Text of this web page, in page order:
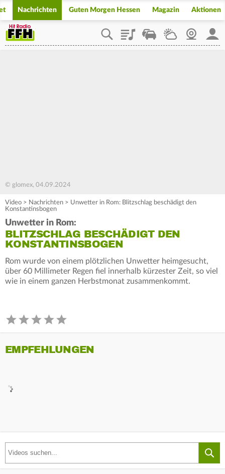
Nachrichten Guten Morgen Hessen Magazin Aktionen
PlaylistStaupilotWetterWebcam
© glomex, 04.09.2024
Video > Nachrichten > Unwetter in Rom: Blitzschlag beschädigt den
Konstantinsbogen
Unwetter in Rom:
BLITZSCHLAG BESCHÄDIGT DEN
KONSTANTINSBOGEN
Rom wurde von einem plötzlichen Unwetter heimgesucht,
über 60 Millimeter Regen fiel innerhalb kürzester Zeit, so viel
wie in einem ganzen Herbstmonat zusammenkommt.
EMPFEHLUNGEN